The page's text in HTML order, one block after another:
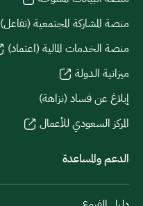
منصة المشاركة المجتمعية (تفاعل)
منصة الخدمات المالية (اعتماد)
ميزانية الدولة
إبلاغ عن فساد (نزاهة)
المركز السعودي للأعمال
الدعم والمساعدة